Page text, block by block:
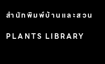
สำนักพิมพ์บ้านและสวน
PLANTS LIBRARY